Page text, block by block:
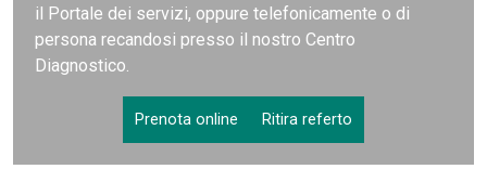
il Portale dei servizi, oppure telefonicamente o di
persona recandosi presso il nostro Centro
Diagnostico.
Prenota online Ritira referto